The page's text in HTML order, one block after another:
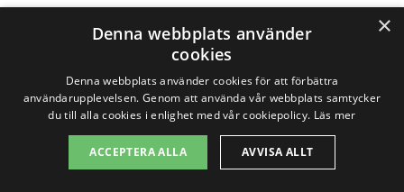
Bjuråker
Hudiksvall
Delsbo
×
Denna webbplats använder
cookies
Denna webbplats använder cookies för att förbättra
användarupplevelsen. Genom att använda vår webbplats samtycker
du till alla cookies i enlighet med vår cookiepolicy. Läs mer
ACCEPTERA ALLA AVVISA ALLT